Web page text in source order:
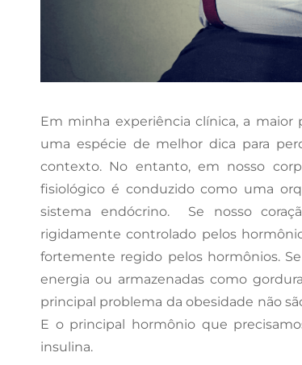
Em minha experiência clínica, a
uma espécie de melhor dica para
contexto. No entanto, em nosso
fisiológico é conduzido como uma
sistema endócrino. Se nosso
rigidamente controlado pelos
fortemente regido pelos hormônios.
energia ou armazenadas como
principal problema da obesidade não
E o principal hormônio que
insulina.